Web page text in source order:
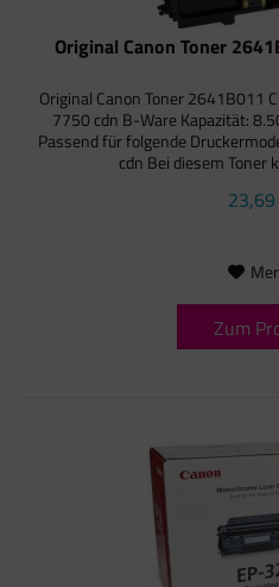
Original Canon Toner
Original Canon Toner 2641B011
7750 cdn B-Ware Kapazität:
Passend für folgende
cdn Bei diesem Toner
Zum